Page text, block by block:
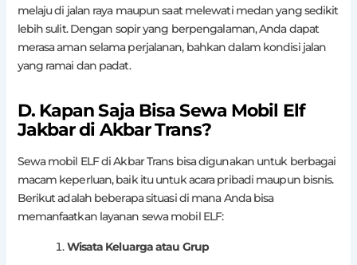
melaju di jalan raya maupun saat melewati medan yang sedikit
lebih sulit. Dengan sopir yang berpengalaman, Anda dapat
merasa aman selama perjalanan, bahkan dalam kondisi jalan
yang ramai dan padat.
D. Kapan Saja Bisa Sewa Mobil Elf
Jakbar di Akbar Trans?
Sewa mobil ELF di Akbar Trans bisa digunakan untuk berbagai
macam keperluan, baik itu untuk acara pribadi maupun bisnis.
Berikut adalah beberapa situasi di mana Anda bisa
memanfaatkan layanan sewa mobil ELF:
Wisata Keluarga atau Grup